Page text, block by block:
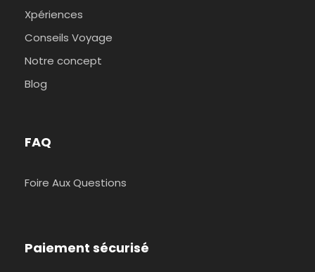
Xpériences
Conseils Voyage
Notre concept
Blog
FAQ
Foire Aux Questions
Paiement sécurisé